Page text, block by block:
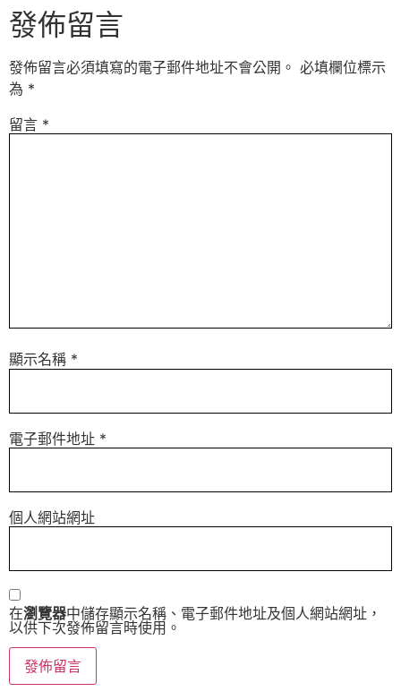
發佈留言
發佈留言必須填寫的電子郵件地址不會公開。 必填欄位標示
為 *
留言 *
顯示名稱 *
電子郵件地址 *
個人網站網址
在瀏覽器中儲存顯示名稱、電子郵件地址及個人網站網址，
以供下次發佈留言時使用。